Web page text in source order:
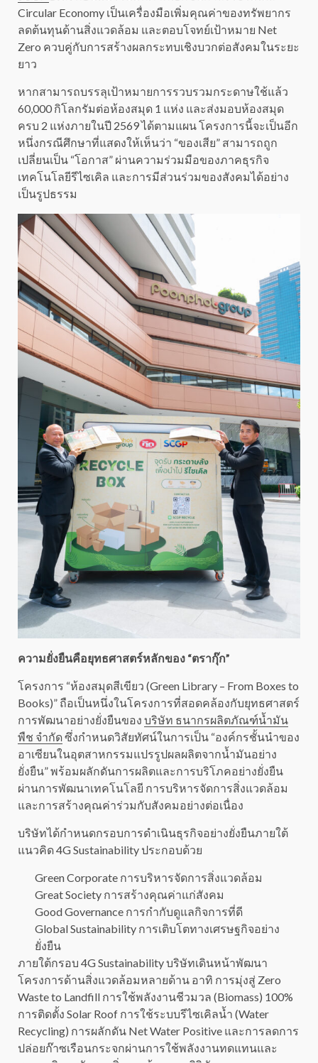
Circular Economy เป็นเครื่องมือเพิ่มคุณค่าของทรัพยากร
ลดต้นทุนด้านสิ่งแวดล้อม และตอบโจทย์เป้าหมาย Net
Zero ควบคู่กับการสร้างผลกระทบเชิงบวกต่อสังคมในระยะ
ยาว
หากสามารถบรรลุเป้าหมายการรวบรวมกระดาษใช้แล้ว
60,000 กิโลกรัมต่อห้องสมุด 1 แห่ง และส่งมอบห้องสมุด
ครบ 2 แห่งภายในปี 2569 ได้ตามแผน โครงการนี้จะเป็นอีก
หนึ่งกรณีศึกษาที่แสดงให้เห็นว่า “ของเสีย” สามารถถูก
เปลี่ยนเป็น “โอกาส” ผ่านความร่วมมือของภาคธุรกิจ
เทคโนโลยีรีไซเคิล และการมีส่วนร่วมของสังคมได้อย่าง
เป็นรูปธรรม
ความยั่งยืนคือยุทธศาสตร์หลักของ “ตรากุ๊ก”
โครงการ “ห้องสมุดสีเขียว (Green Library – From Boxes to
Books)” ถือเป็นหนึ่งในโครงการที่สอดคล้องกับยุทธศาสตร์
การพัฒนาอย่างยั่งยืนของ บริษัท ธนากรผลิตภัณฑ์น้ำมัน
พืช จำกัดซึ่งกำหนดวิสัยทัศน์ในการเป็น “องค์กรชั้นนำของ
อาเซียนในอุตสาหกรรมแปรรูปผลผลิตจากน้ำมันอย่าง
ยั่งยืน” พร้อมผลักดันการผลิตและการบริโภคอย่างยั่งยืน
ผ่านการพัฒนาเทคโนโลยี การบริหารจัดการสิ่งแวดล้อม
และการสร้างคุณค่าร่วมกับสังคมอย่างต่อเนื่อง
บริษัทได้กำหนดกรอบการดำเนินธุรกิจอย่างยั่งยืนภายใต้
แนวคิด 4G Sustainability ประกอบด้วย
Green Corporate การบริหารจัดการสิ่งแวดล้อม
Great Society การสร้างคุณค่าแก่สังคม
Good Governance การกำกับดูแลกิจการที่ดี
Global Sustainability การเติบโตทางเศรษฐกิจอย่าง
ยั่งยืน
ภายใต้กรอบ 4G Sustainability บริษัทเดินหน้าพัฒนา
โครงการด้านสิ่งแวดล้อมหลายด้าน อาทิ การมุ่งสู่ Zero
Waste to Landfill การใช้พลังงานชีวมวล (Biomass) 100%
การติดตั้ง Solar Roof การใช้ระบบรีไซเคิลน้ำ (Water
Recycling) การผลักดัน Net Water Positive และการลดการ
ปล่อยก๊าซเรือนกระจกผ่านการใช้พลังงานทดแทนและ